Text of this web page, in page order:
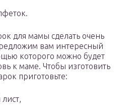
для мамы сделать очень
вам интересный
которого можно будет
к маме. Чтобы изготовить
приготовьте: